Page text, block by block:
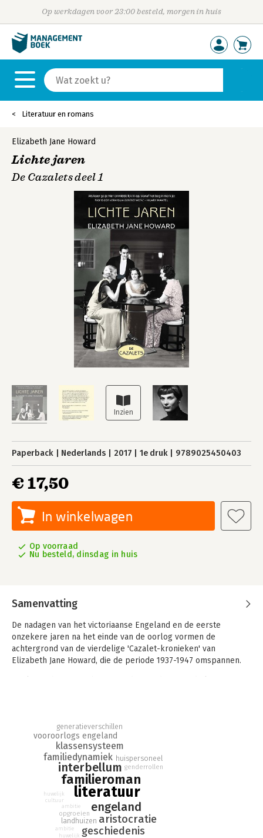
Op werkdagen voor 23:00 besteld, morgen in huis
Literatuur en romans
Elizabeth Jane Howard
Lichte jaren
De Cazalets deel 1
Paperback Nederlands 2017 1e druk 9789025450403
€ 17,50
In winkelwagen
Op voorraad
Nu besteld, dinsdag in huis
Samenvatting
De nadagen van het victoriaanse Engeland en de eerste
onzekere jaren na het einde van de oorlog vormen de
achtergrond van de vierdelige 'Cazalet-kronieken' van
Elizabeth Jane Howard, die de periode 1937-1947 omspannen.
Ze vullen hun dagen met kinderspelletjes in het bos,
picknicken op het strand, gin-tonics in de tuin, feestmalen in de
eetkamer. Het is een zonovergoten, onbekommerde tijd - maar
onder de idyllische oppervlakte broeien er affaires en
gefnuikte ambities; en de oorlog werpt zijn schaduw vooruit.
literatuur
familieroman
engeland
interbellum
aristocratie
geschiedenis
familiedynamiek
klassensysteem
vooroorlogs engeland
landhuizen
generatieverschillen
huispersoneel
opgroeien
genderrollen
ambitie
huwelijk
ambitie
cultuur
huwelijk